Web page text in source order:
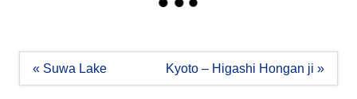
Beitragsnavigation
« Suwa Lake Kyoto – Higashi Hongan ji »